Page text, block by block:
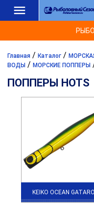
Главная / Каталог /
ВОДЫ / МОРСКИЕ ПОППЕРЫ
ПОППЕРЫ HOTS
KEIKO OCEAN GATARO